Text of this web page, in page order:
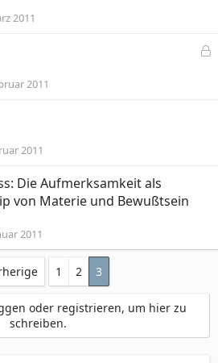
2011
G
2011
2011
Die Aufmerksamkeit als
von Materie und Bewußtsein
2011
1 2 3
oder registrieren, um hier zu
schreiben.